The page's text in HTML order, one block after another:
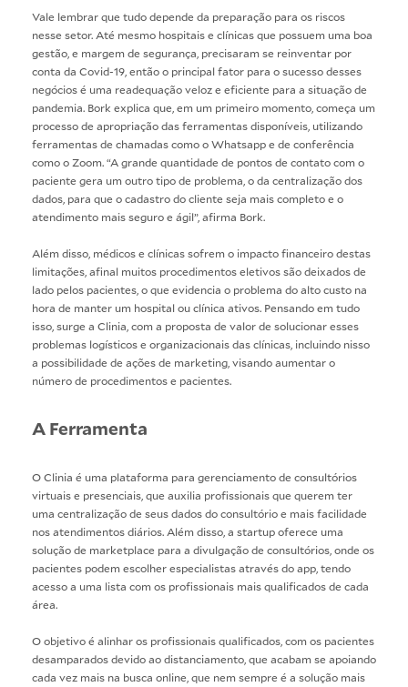
Vale lembrar que tudo depende da preparação para os riscos
nesse setor. Até mesmo hospitais e clínicas que possuem uma boa
gestão, e margem de segurança, precisaram se reinventar por
conta da Covid-19, então o principal fator para o sucesso desses
negócios é uma readequação veloz e eficiente para a situação de
pandemia. Bork explica que, em um primeiro momento, começa um
processo de apropriação das ferramentas disponíveis, utilizando
ferramentas de chamadas como o Whatsapp e de conferência
como o Zoom. “A grande quantidade de pontos de contato com o
paciente gera um outro tipo de problema, o da centralização dos
dados, para que o cadastro do cliente seja mais completo e o
atendimento mais seguro e ágil”, afirma Bork.
Além disso, médicos e clínicas sofrem o impacto financeiro destas
limitações, afinal muitos procedimentos eletivos são deixados de
lado pelos pacientes, o que evidencia o problema do alto custo na
hora de manter um hospital ou clínica ativos. Pensando em tudo
isso, surge a Clinia, com a proposta de valor de solucionar esses
problemas logísticos e organizacionais das clínicas, incluindo nisso
a possibilidade de ações de marketing, visando aumentar o
número de procedimentos e pacientes.
A Ferramenta
O Clinia é uma plataforma para gerenciamento de consultórios
virtuais e presenciais, que auxilia profissionais que querem ter
uma centralização de seus dados do consultório e mais facilidade
nos atendimentos diários. Além disso, a startup oferece uma
solução de marketplace para a divulgação de consultórios, onde os
pacientes podem escolher especialistas através do app, tendo
acesso a uma lista com os profissionais mais qualificados de cada
área.
O objetivo é alinhar os profissionais qualificados, com os pacientes
desamparados devido ao distanciamento, que acabam se apoiando
cada vez mais na busca online, que nem sempre é a solução mais